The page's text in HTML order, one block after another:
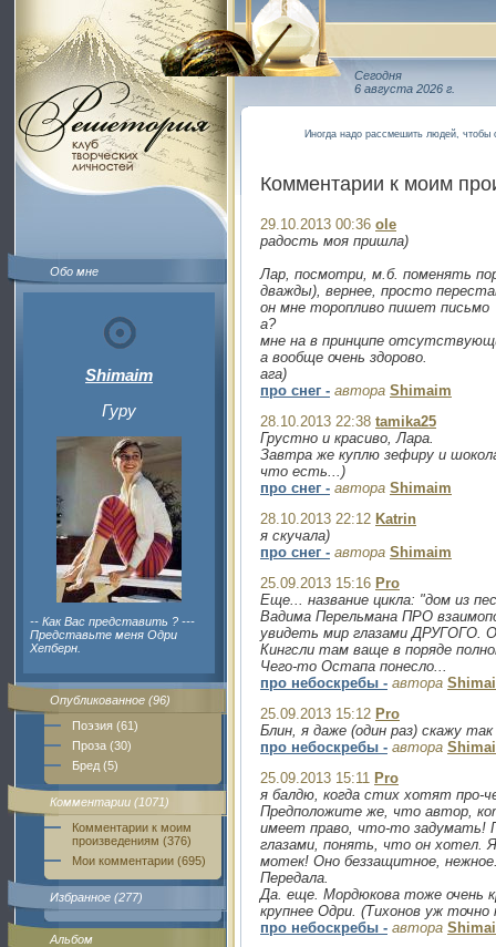
Обо мне
Shimaim
Гуру
-- Как Вас представить ? ---
Представьте меня Одри
Хепберн.
Опубликованное (96)
Поэзия (61)
Проза (30)
Бред (5)
Комментарии (1071)
Комментарии к моим
произведениям (376)
Мои комментарии (695)
Избранное (277)
Альбом
Сегодня
6 августа 2026 г.
Иногда надо рассмешить людей, чтобы
Комментарии к моим
29.10.2013 00:36 ole
радость моя пришла)
Лар, посмотри, м.б. поменять
дважды), вернее, просто
он мне торопливо пишет письмо
а?
мне на в принципе
а вообще очень здорово.
ага)
про снег - автора Shimaim
28.10.2013 22:38 tamika25
Грустно и красиво, Лара.
Завтра же куплю зефиру и
что есть...)
про снег - автора Shimaim
28.10.2013 22:12 Katrin
я скучала)
про снег - автора Shimaim
25.09.2013 15:16 Pro
Еще... название цикла: "дом из
Вадима Перельмана ПРО
увидеть мир глазами ДРУГОГО.
Кингсли там ваще в поряде
Чего-то Остапа понесло...
про небоскребы - автора
25.09.2013 15:12 Pro
Блин, я даже (один раз) скажу
про небоскребы - автора
25.09.2013 15:11 Pro
я балдю, когда стих хотят про-
Предположите же, что автор,
имеет право, что-то задумать!
глазами, понять, что он хотел.
мотек! Оно беззащитное,
Передала.
Да. еще. Мордюкова тоже очень
крупнее Одри. (Тихонов уж точно
про небоскребы - автора